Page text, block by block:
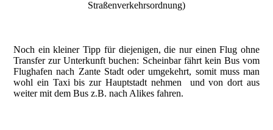
Straßenverkehrsordnung)
Noch ein kleiner Tipp für diejenigen, die nur einen Flug ohne
Transfer zur Unterkunft buchen: Scheinbar fährt kein Bus vom
Flughafen nach Zante Stadt oder umgekehrt, somit muss man
wohl ein Taxi bis zur Hauptstadt nehmen und von dort aus
weiter mit dem Bus z.B. nach Alikes fahren.